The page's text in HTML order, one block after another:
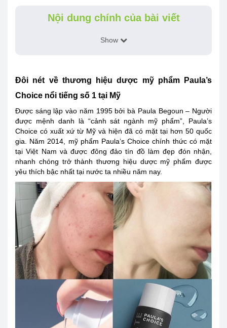
Nội dung chính của bài viết
Show
Đôi nét về thương hiệu dược mỹ phẩm Paula’s
Choice nổi tiếng số 1 tại Mỹ
Được sáng lập vào năm 1995 bởi bà Paula Begoun – Người
được mệnh danh là “cảnh sát ngành mỹ phẩm”, Paula’s
Choice có xuất xứ từ Mỹ và hiện đã có mặt tại hơn 50 quốc
gia. Năm 2014, mỹ phẩm Paula’s Choice chính thức có mặt
tại Việt Nam và được đông đảo tín đồ làm đẹp đón nhận,
nhanh chóng trở thành thương hiệu dược mỹ phẩm được
yêu thích bậc nhất tại nước ta nhiều năm nay.